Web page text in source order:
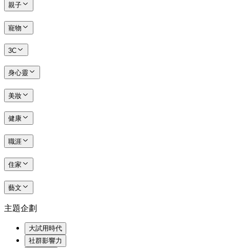
親子
寵物
3C
身心靈
美妝
健康
職涯
住家
藝文
主題企劃
大試用時代
社群影響力